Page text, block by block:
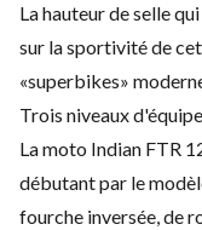
La hauteur de selle
sur la sportivité de
«superbikes»
Trois niveaux
La moto Indian FTR
débutant par le
fourche inversée, de